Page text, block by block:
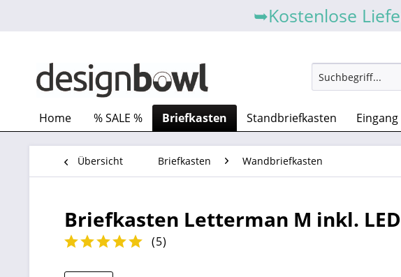
➥Kostenlose
Home % SALE % Briefkasten Standbriefkasten
Übersicht Briefkasten Wandbriefkasten
Briefkasten Letterman M inkl.
(5)